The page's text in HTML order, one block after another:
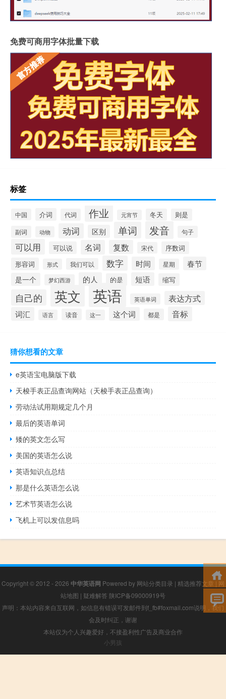
免费可商用字体批量下载
标签
中国 介词 代词 作业 元宵节 冬天
则是
副词
动物 动词 区别 单词 发音 句子
可以用 可以说 名词 复数 宋代
序数词
形容词
形式 我们可以 数字 时间 星期 春节
是一个 梦幻西游 的人 的是 短语 缩写
自己的 英文 英语 英语单词 表达方式
词汇 语言 读音 这一 这个词 都是 音标
猜你想看的文章
e英语宝电脑版下载
天梭手表正品查询网站（天梭手表正品查询）
劳动法试用期规定几个月
最后的英语单词
矮的英文怎么写
美国的英语怎么说
英语知识点总结
那是什么英语怎么说
艺术节英语怎么说
飞机上可以发信息吗
Copyright © 2012 - 2026 中华英语网 Powered by 网站分类目录 | 精选推荐文章| 网
站地图 | 疑难解答 陕ICP备09000919号
声明：本站内容来自互联网，如信息有错误可发邮件到f_fb#foxmail.com说明，我们
会及时纠正，谢谢
本站仅为个人兴趣爱好，不接盈利性广告及商业合作
小男孩